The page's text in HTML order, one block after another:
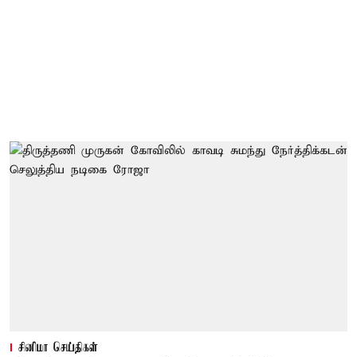
சினிமா செய்திகள்